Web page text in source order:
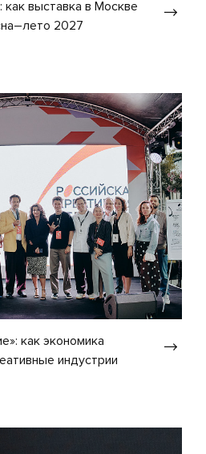
как выставка в Москве
2027
как экономика
индустрии